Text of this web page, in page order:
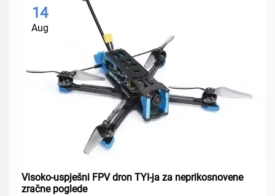
14
Aug
Visoko-uspješni FPV dron TYI-ja za neprikosnovene
zračne poglede